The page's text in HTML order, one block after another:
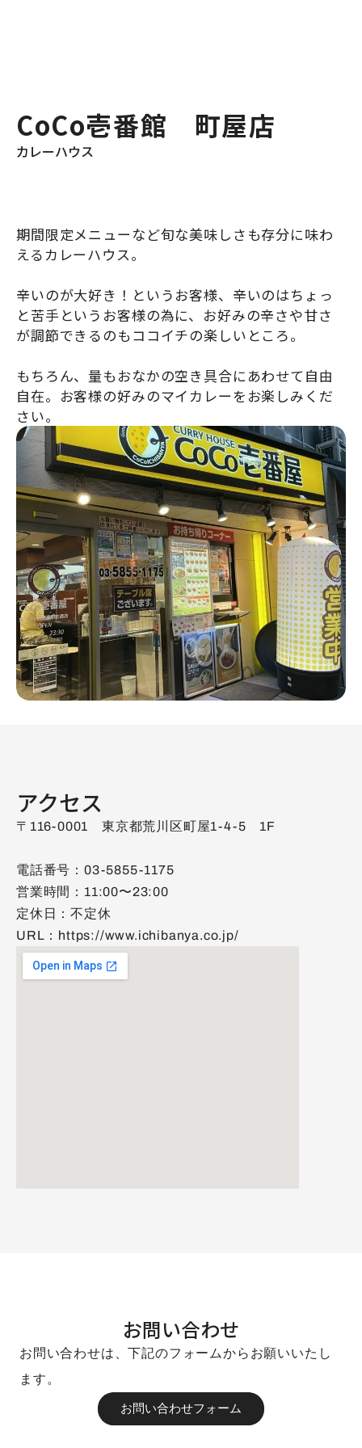
CoCo壱番館　町屋店
カレーハウス
期間限定メニューなど旬な美味しさも存分に味わ
えるカレーハウス。
辛いのが大好き！というお客様、辛いのはちょっ
と苦手というお客様の為に、お好みの辛さや甘さ
が調節できるのもココイチの楽しいところ。
もちろん、量もおなかの空き具合にあわせて自由
自在。お客様の好みのマイカレーをお楽しみくだ
さい。
アクセス
〒116-0001　東京都荒川区町屋1-4-5　1F
電話番号：03-5855-1175
営業時間：11:00〜23:00
定休日：不定休
URL： https://www.ichibanya.co.jp/
お問い合わせ
お問い合わせは、下記のフォームからお願いいたし
ます。
お問い合わせフォーム
お問い合わせフォーム
お問い合わせフォーム